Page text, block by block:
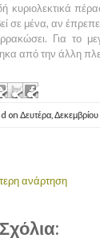
κυριολεκτικά
σε μένα, αν
Για το
από την άλλη
on Δευτέρα,
ανάρτηση